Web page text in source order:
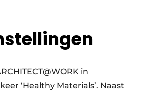
in
‘Healthy Materials’. Naast